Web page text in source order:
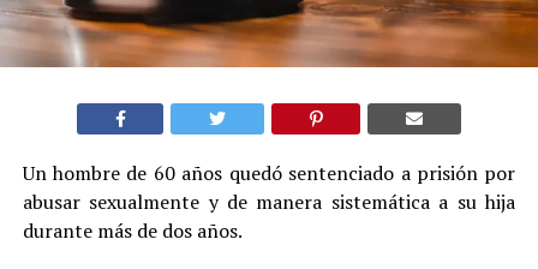
Un hombre de 60 años quedó sentenciado a prisión por
abusar sexualmente y de manera sistemática a su hija
durante más de dos años.